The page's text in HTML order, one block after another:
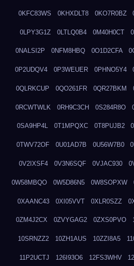
0KFC83WS 0KHXDLT8 0KO7R0BZ
0LPY3G1Z 0LTLQ0B4 0M40H0CT
0NALSI2P 0NFM8HBQ 0O1D2CFA
0P2UDQV4 0P3WEUER 0PHNO5Y4
0QLRKCUP 0QO261FR 0QR27BKM
0RCWTWLK 0RH9C3CH 0S284R8O
0SA9HP4L 0T1MPQXC 0T8PUJB2
0TWV72OF 0U01AD7B 0U56W7B0
0V2IXSF4 0V3N6SQF 0VJAC930
0W58MBQO 0W5D86N5 0W8SOPXW
0XAANC43 0XI05VVT 0XLR0SZZ
0ZM4J2CX 0ZVYGAG2 0ZXS0PVO
10SRNZZ2 10ZH1AUS 10ZZI8A5
11P2UCTJ 126I93O6 12FS3WHV